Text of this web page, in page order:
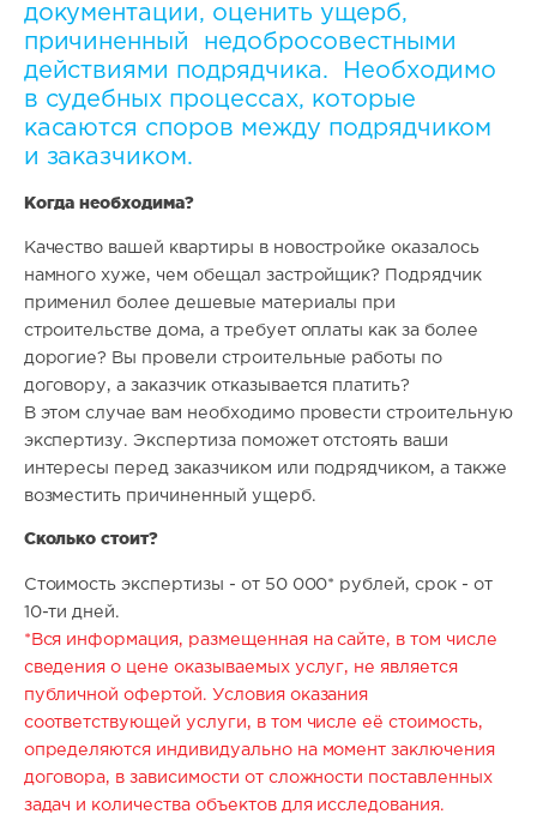
документации, оценить ущерб,
причиненный недобросовестными
действиями подрядчика. Необходимо
в судебных процессах, которые
касаются споров между подрядчиком
и заказчиком.
Когда необходима?
Качество вашей квартиры в новостройке оказалось
намного хуже, чем обещал застройщик? Подрядчик
применил более дешевые материалы при
строительстве дома, а требует оплаты как за более
дорогие? Вы провели строительные работы по
договору, а заказчик отказывается платить?
В этом случае вам необходимо провести строительную
экспертизу. Экспертиза поможет отстоять ваши
интересы перед заказчиком или подрядчиком, а также
возместить причиненный ущерб.
Сколько стоит?
Стоимость экспертизы - от 50 000* рублей, срок - от
10-ти дней.
*Вся информация, размещенная на сайте, в том числе
сведения о цене оказываемых услуг, не является
публичной офертой. Условия оказания
соответствующей услуги, в том числе её стоимость,
определяются индивидуально на момент заключения
договора, в зависимости от сложности поставленных
задач и количества объектов для исследования.